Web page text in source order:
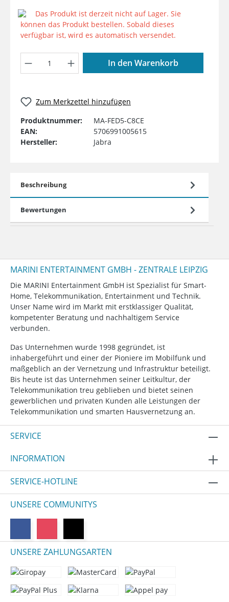
Das Produkt ist derzeit nicht auf Lager. Sie
können das Produkt bestellen. Sobald dieses
verfügbar ist, wird es automatisch versendet.
Produkt Anzahl: Gib den
In den Warenkorb
Zum Merkzettel hinzufügen
Produktnummer:
MA-FED5-C8CE
EAN:
5706991005615
Hersteller:
Jabra
Beschreibung
Bewertungen
MARINI ENTERTAINMENT GMBH - ZENTRALE LEIPZIG
Die MARINI Entertainment GmbH ist Spezialist für Smart-
Home, Telekommunikation, Entertainment und Technik.
Unser Name wird im Markt mit erstklassiger Qualität,
kompetenter Beratung und nachhaltigem Service
verbunden.
Das Unternehmen wurde 1998 gegründet, ist
inhabergeführt und einer der Pioniere im Mobilfunk und
maßgeblich an der Vernetzung und Infrastruktur beteiligt.
Bis heute ist das Unternehmen seiner Leitkultur, der
Telekommunikation treu geblieben und bietet seinen
gewerblichen und privaten Kunden alle Leistungen der
Telekommunikation und smarten Hausvernetzung an.
SERVICE
INFORMATION
SERVICE-HOTLINE
UNSERE COMMUNITYS
UNSERE ZAHLUNGSARTEN